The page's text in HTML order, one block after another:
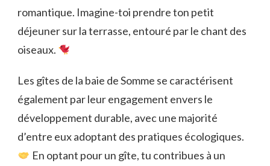
romantique. Imagine-toi prendre ton petit
déjeuner sur la terrasse, entouré par le chant des
oiseaux.
Les gîtes de la baie de Somme se caractérisent
également par leur engagement envers le
développement durable, avec une majorité
d’entre eux adoptant des pratiques écologiques.
En optant pour un gîte, tu contribues à un